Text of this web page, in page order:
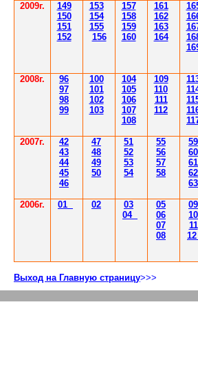
2009г.
149
150
151
152
153
154
155
156
157
158
159
160
161
162
163
164
2008г.
96
97
98
99
100
101
102
103
104
105
106
107
108
109
110
111
112
2007г.
42
43
44
45
46
47
48
49
50
51
52
53
54
55
56
57
58
59
60
61
62
63
2006г. 01 02
03
04
05
06
07
08
09
10
11
Выход на Главную страницу>>>